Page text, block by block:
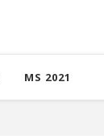
MS 2021